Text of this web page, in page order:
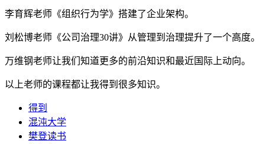
李育辉老师《组织行为学》搭建了企业架构。
刘松博老师《公司治理30讲》从管理到治理提升了一个高度。
万维钢老师让我们知道更多的前沿知识和最近国际上动向。
以上老师的课程都让我得到很多知识。
得到
混沌大学
樊登读书